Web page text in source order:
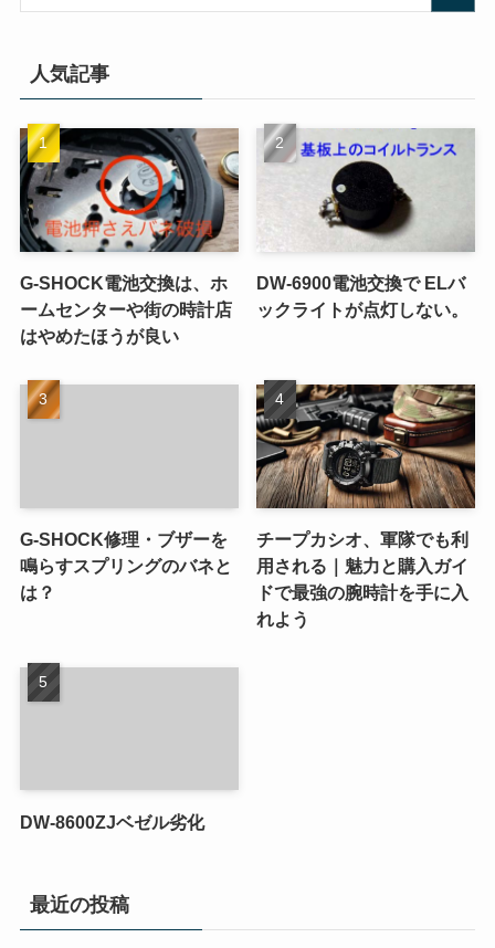
人気記事
G-SHOCK電池交換は、ホ
ームセンターや街の時計店
はやめたほうが良い
DW-6900電池交換で ELバ
ックライトが点灯しない。
G-SHOCK修理・ブザーを
鳴らすスプリングのバネと
は？
チープカシオ、軍隊でも利
用される｜魅力と購入ガイ
ドで最強の腕時計を手に入
れよう
DW-8600ZJベゼル劣化
最近の投稿